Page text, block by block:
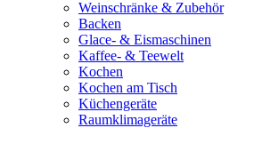
Weinschränke & Zubehör
Backen
Glace- & Eismaschinen
Kaffee- & Teewelt
Kochen
Kochen am Tisch
Küchengeräte
Raumklimageräte